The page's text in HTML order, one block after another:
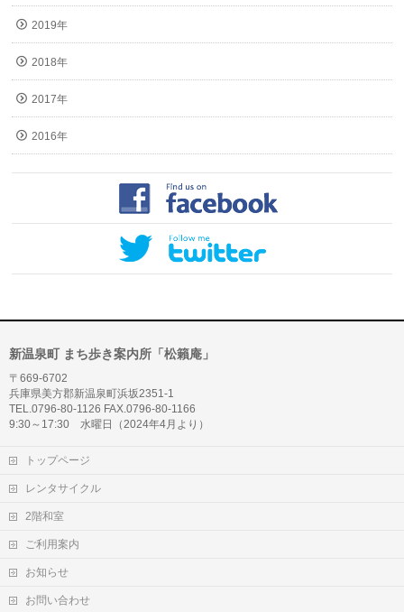
2019年
2018年
2017年
2016年
新温泉町 まち歩き案内所「松籟庵」
〒669-6702
兵庫県美方郡新温泉町浜坂2351-1
TEL.0796-80-1126 FAX.0796-80-1166
9:30～17:30 水曜日（2024年4月より）
トップページ
レンタサイクル
2階和室
ご利用案内
お知らせ
お問い合わせ